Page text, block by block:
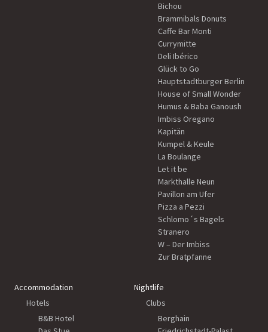
Bichou
Brammibals Donuts
Caffe Bar Monti
Currymitte
Deli Ibérico
Glück to Go
Hauptstadtburger Berlin
House of Small Wonder
Humus & Baba Ganoush
Imbiss Oregano
Kapitän
Kumpel & Keule
La Boulange
Let it be
Markthalle Neun
Pavillon am Ufer
Pizza a Pezzi
Schlomo´s Bagels
Stranero
W – Der Imbiss
Zur Bratpfanne
Accommodation
Hotels
B&B Hotel
Nightlife
Clubs
Berghain